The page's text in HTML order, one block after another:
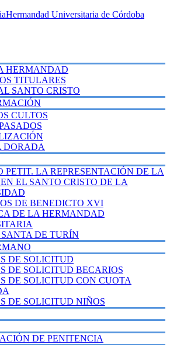
Hermandad Universitaria de Córdoba
HERMANDAD
TITULARES
SANTO CRISTO
CULTOS
DORADA
PETIT. LA REPRESENTACIÓN DE LA
EL SANTO CRISTO DE LA
DE BENEDICTO XVI
DE LA HERMANDAD
DE TURÍN
DE SOLICITUD
DE SOLICITUD BECARIOS
DE SOLICITUD CON CUOTA
DE SOLICITUD NIÑOS
DE PENITENCIA